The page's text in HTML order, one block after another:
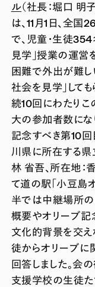
ル（社長：堀口 明
は、11月1日、全
で、児童・生徒
見学」授業の運営
困難で外出が難し
社会を見学」して
続10回にわたりこ
大の参加者数にな
記念すべき第10回
川県に所在する県
林 省吾、所在地：
て道の駅「小豆島
半では中継場所の
概要やオリーブ記
文化的背景を交え
徒からオリーブに
回答しました。会
支援学校の生徒た